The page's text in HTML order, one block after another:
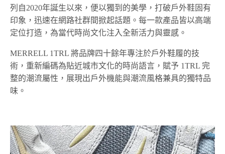
列自2020年誕生以來，便以獨到的美學，打破戶外鞋固有
印象，迅速在網路社群間掀起話題。每一款產品皆以高端
定位打造，為當代時尚文化注入全新活力與靈感。
MERRELL 1TRL 將品牌四十餘年專注於戶外鞋履的技
術，重新編碼為貼近城市文化的時尚語言，賦予 1TRL 完
整的潮流屬性，展現出戶外機能與潮流風格兼具的獨特品
味。